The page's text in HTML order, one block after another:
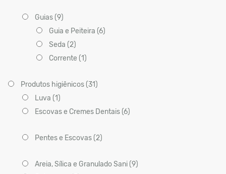
Guias (9)
Guia e Peiteira (6)
Seda (2)
Corrente (1)
Produtos higiênicos (31)
Luva (1)
Escovas e Cremes Dentais (6)
Pentes e Escovas (2)
Areia, Sílica e Granulado Sani (9)